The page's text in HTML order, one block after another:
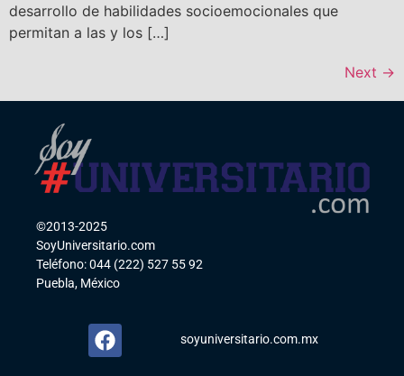
desarrollo de habilidades socioemocionales que
permitan a las y los […]
Next →
©2013-2025
SoyUniversitario.com
Teléfono: 044 (222) 527 55 92
Puebla, México
soyuniversitario.com.mx